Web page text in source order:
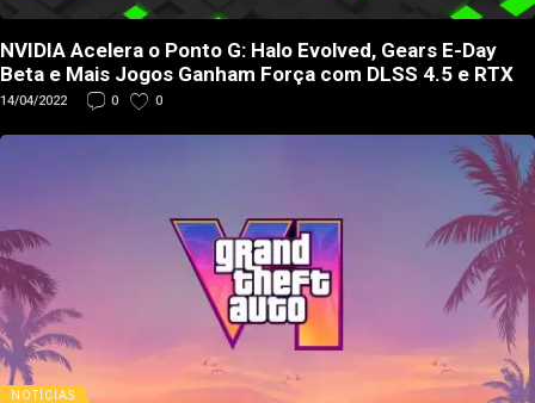
NVIDIA Acelera o Ponto G: Halo Evolved, Gears E-Day
Beta e Mais Jogos Ganham Força com DLSS 4.5 e RTX
14/04/2022 0 0
NOTÍCIAS